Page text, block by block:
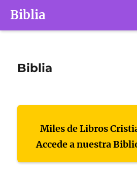
Biblia
Biblia
Miles de Libros
Accede a nuestra